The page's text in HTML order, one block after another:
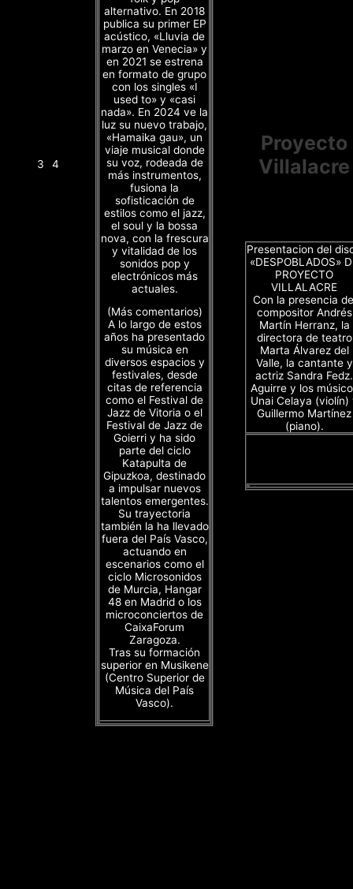
3 4
alternativo. En 2018
publica su primer EP
acústico, «Lluvia de
marzo en Venecia» y
en 2021 se estrena
en formato de grupo
con los singles «I
used to» y «casi
nada». En 2024 ve la
luz su nuevo trabajo,
«Hamaika gau», un
viaje musical donde
su voz, rodeada de
más instrumentos,
fusiona la
sofisticación de
estilos como el jazz,
el soul y la bossa
nova, con la frescura
y vitalidad de los
sonidos pop y
electrónicos más
actuales.
(Más comentarios)
A lo largo de estos
años ha presentado
su música en
diversos espacios y
festivales, desde
citas de referencia
como el Festival de
Jazz de Vitoria o el
Festival de Jazz de
Goierri y ha sido
parte del ciclo
Katapulta de
Gipuzkoa, destinado
a impulsar nuevos
talentos emergentes.
Su trayectoria
también la ha llevado
fuera del País Vasco,
actuando en
escenarios como el
ciclo Microsonidos
de Murcia, Hangar
48 en Madrid o los
microconciertos de
CaixaForum
Zaragoza.
Tras su formación
superior en Musikene
(Centro Superior de
Música del País
Vasco).
Proyecto
Villalacre
Presentacion del
«DESPOBLADOS»
PROYECTO
VILLALACRE
Con la presencia
compositor Andrés
Martín Herranz, la
directora de teatro
Marta Álvarez del
Valle, la cantante y
actriz Sandra Fedz.
Aguirre y los
Unai Celaya (violín)
Guillermo Martínez
(piano).